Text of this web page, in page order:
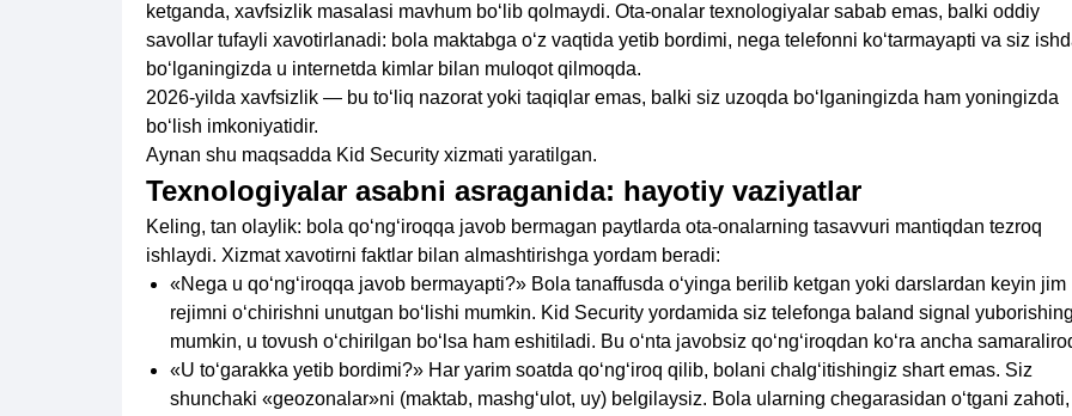
ketganda, xavfsizlik masalasi mavhum bo‘lib qolmaydi. Ota-onalar texnologiyalar sabab emas, balki oddiy
savollar tufayli xavotirlanadi: bola maktabga o‘z vaqtida yetib bordimi, nega telefonni ko‘tarmayapti va siz
bo‘lganingizda u internetda kimlar bilan muloqot qilmoqda.
2026-yilda xavfsizlik — bu to‘liq nazorat yoki taqiqlar emas, balki siz uzoqda bo‘lganingizda ham yoningizda
bo‘lish imkoniyatidir.
Aynan shu maqsadda Kid Security xizmati yaratilgan.
Texnologiyalar asabni asraganida: hayotiy vaziyatlar
Keling, tan olaylik: bola qo‘ng‘iroqqa javob bermagan paytlarda ota-onalarning tasavvuri mantiqdan tezroq
ishlaydi. Xizmat xavotirni faktlar bilan almashtirishga yordam beradi:
«Nega u qo‘ng‘iroqqa javob bermayapti?» Bola tanaffusda o‘yinga berilib ketgan yoki darslardan keyin jim
rejimni o‘chirishni unutgan bo‘lishi mumkin. Kid Security yordamida siz telefonga baland signal
mumkin, u tovush o‘chirilgan bo‘lsa ham eshitiladi. Bu o‘nta javobsiz qo‘ng‘iroqdan ko‘ra ancha
«U to‘garakka yetib bordimi?» Har yarim soatda qo‘ng‘iroq qilib, bolani chalg‘itishingiz shart emas. Siz
shunchaki «geozonalar»ni (maktab, mashg‘ulot, uy) belgilaysiz. Bola ularning chegarasidan o‘tgani zahoti,